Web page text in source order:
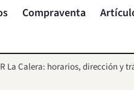
Compraventa
La Calera: horarios, dirección y